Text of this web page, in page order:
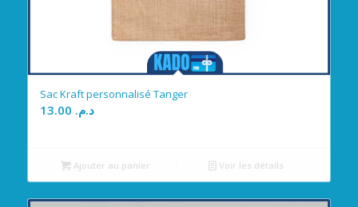
Sac Kraft personnalisé Tanger
د.م.
Ajouter au panier Voir les détails